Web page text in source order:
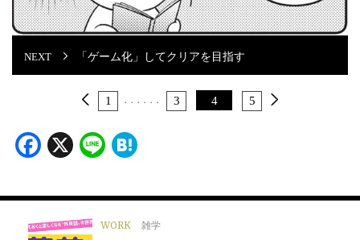
「ゲーム化」してクリアを目指す
1 ・・・ ・・・ 3 4 5
Facebook
X Line
WORK 雑学